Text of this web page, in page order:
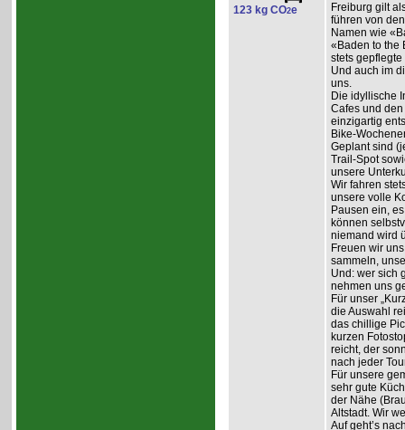
123 kg CO2e
Freiburg gilt
führen von
Namen wie
«Baden to the
stets
Und auch im
uns.
Die idyllische
Cafes und
einzigartig
Bike-
Geplant sind
Trail-Spot
unsere
Wir fahren
unsere volle
Pausen ein,
können
niemand wird
Freuen wir
sammeln,
Und: wer sich
nehmen uns
Für unser
die Auswahl
das chillige
kurzen
reicht, der
nach jeder
Für unsere
sehr gute
der Nähe
Altstadt. Wir
Auf geht’s